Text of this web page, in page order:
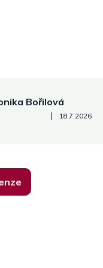
Bořilová
Hodnocení obchodu je 5 z
| 18.7.2026